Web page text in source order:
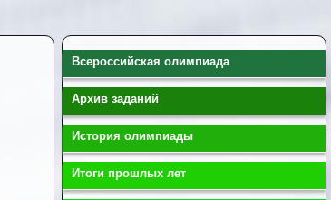
Всероссийская олимпиада
Архив заданий
История олимпиады
Итоги прошлых лет